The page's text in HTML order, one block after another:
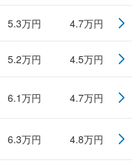
5.3万円 4.7万円
5.2万円 4.5万円
6.1万円 4.7万円
6.3万円 4.8万円